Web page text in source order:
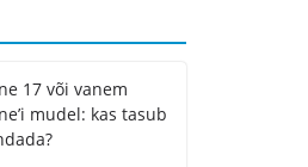
17 või vanem
mudel: kas tasub